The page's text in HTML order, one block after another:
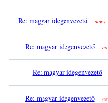
Re: magyar idegenvezető nowy
Re: magyar idegenvezető
Re: magyar idegenvezető
Re: magyar idegenvezető